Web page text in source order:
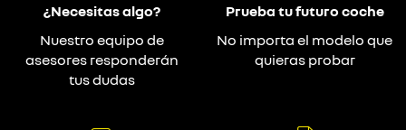
¿Necesitas algo?
Nuestro equipo de
asesores responderán
tus dudas
Prueba tu futuro coche
No importa el modelo que
quieras probar